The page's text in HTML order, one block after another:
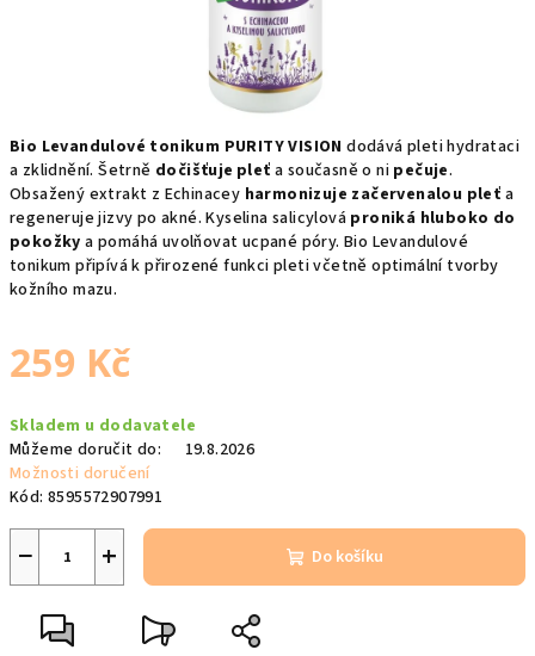
Bio Levandulové tonikum PURITY VISION dodává pleti hydrataci
a zklidnění. Šetrně dočišťuje pleť a současně o ni pečuje.
Obsažený extrakt z Echinacey harmonizuje začervenalou pleť a
regeneruje jizvy po akné. Kyselina salicylová proniká hluboko do
pokožky a pomáhá uvolňovat ucpané póry. Bio Levandulové
tonikum připívá k přirozené funkci pleti včetně optimální tvorby
kožního mazu.
259 Kč
cena:
Skladem u dodavatele
Můžeme doručit do:
19.8.2026
Možnosti doručení
Kód: 8595572907991
+
− Do košíku